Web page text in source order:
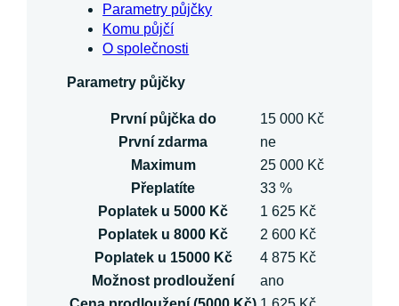
Parametry půjčky
Komu půjčí
O společnosti
Parametry půjčky
První půjčka do
15 000 Kč
První zdarma
ne
Maximum
25 000 Kč
Přeplatíte
33 %
Poplatek u 5000 Kč
1 625 Kč
Poplatek u 8000 Kč
2 600 Kč
Poplatek u 15000 Kč
4 875 Kč
Možnost prodloužení
ano